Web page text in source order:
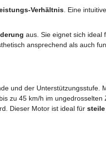
Verhältnis . Eine
aus. Sie eignet sich ideal
ansprechend als auch
und der Unterstützungsstufe.
zu 45 km/h im ungedrosselten
Dieser Motor ist ideal für